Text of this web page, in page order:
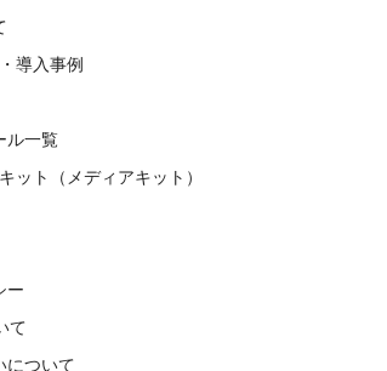
導入事例
ル一覧
ット（メディアキット）
ー
て
について